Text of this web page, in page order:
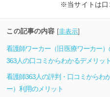
※当サイトは口
この記事の内容 [非表示]
看護師ワーカー（旧 医療ワーカー
363人の口コミからわかるデメリット
看護師363人の評判・口コミからわ
ー）利用のメリット